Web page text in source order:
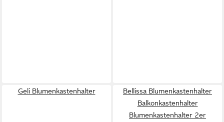
Geli Blumenkastenhalter
Bellissa Blumenkastenhalter
Balkonkastenhalter
Blumenkastenhalter 2er